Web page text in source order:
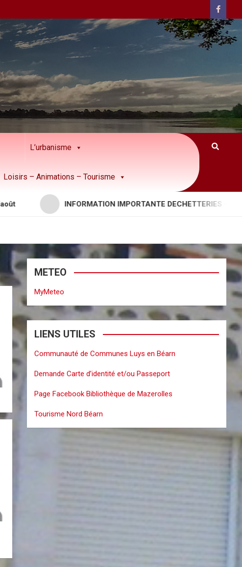
L’urbanisme
Loisirs – Animations – Tourisme
INFORMATION IMPORTANTE DECHETTERIES – APPORTS
METEO
MyMeteo
LIENS UTILES
Communauté de Communes Luys en Béarn
Demande Carte d’identité et/ou Passeport
Page Facebook Bibliothèque de Mazerolles
Tourisme Nord Béarn